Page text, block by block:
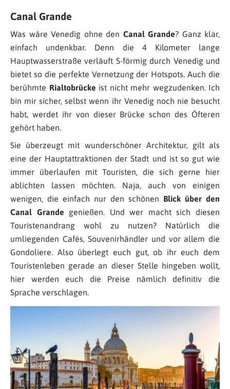
Canal Grande
Was wäre Venedig ohne den Canal Grande? Ganz klar,
einfach undenkbar. Denn die 4 Kilometer lange
Hauptwasserstraße verläuft S-förmig durch Venedig und
bietet so die perfekte Vernetzung der Hotspots. Auch die
berühmte Rialtobrücke ist nicht mehr wegzudenken. Ich
bin mir sicher, selbst wenn ihr Venedig noch nie besucht
habt, werdet ihr von dieser Brücke schon des Öfteren
gehört haben.
Sie überzeugt mit wunderschöner Architektur, gilt als
eine der Hauptattraktionen der Stadt und ist so gut wie
immer überlaufen mit Touristen, die sich gerne hier
ablichten lassen möchten. Naja, auch von einigen
wenigen, die einfach nur den schönen Blick über den
Canal Grande genießen. Und wer macht sich diesen
Touristenandrang wohl zu nutzen? Natürlich die
umliegenden Cafés, Souvenirhändler und vor allem die
Gondoliere. Also überlegt euch gut, ob ihr euch dem
Touristenleben gerade an dieser Stelle hingeben wollt,
hier werden euch die Preise nämlich definitiv die
Sprache verschlagen.